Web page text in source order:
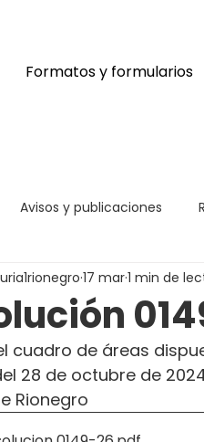
Formatos y formularios
Avisos y publicaciones
17 mar1 min de
cuadro de áreas
28 de octubre de
Rionegro